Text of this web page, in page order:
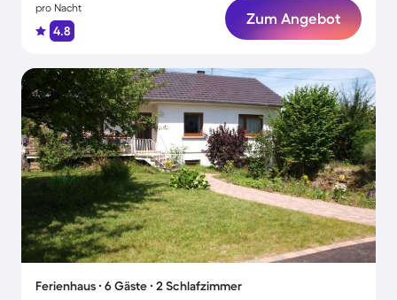
pro Nacht
4.8
Zum Angebot
Ferienhaus ∙ 6 Gäste ∙ 2 Schlafzimmer